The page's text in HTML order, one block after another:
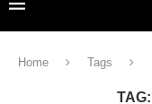
Home Tags
TAG: